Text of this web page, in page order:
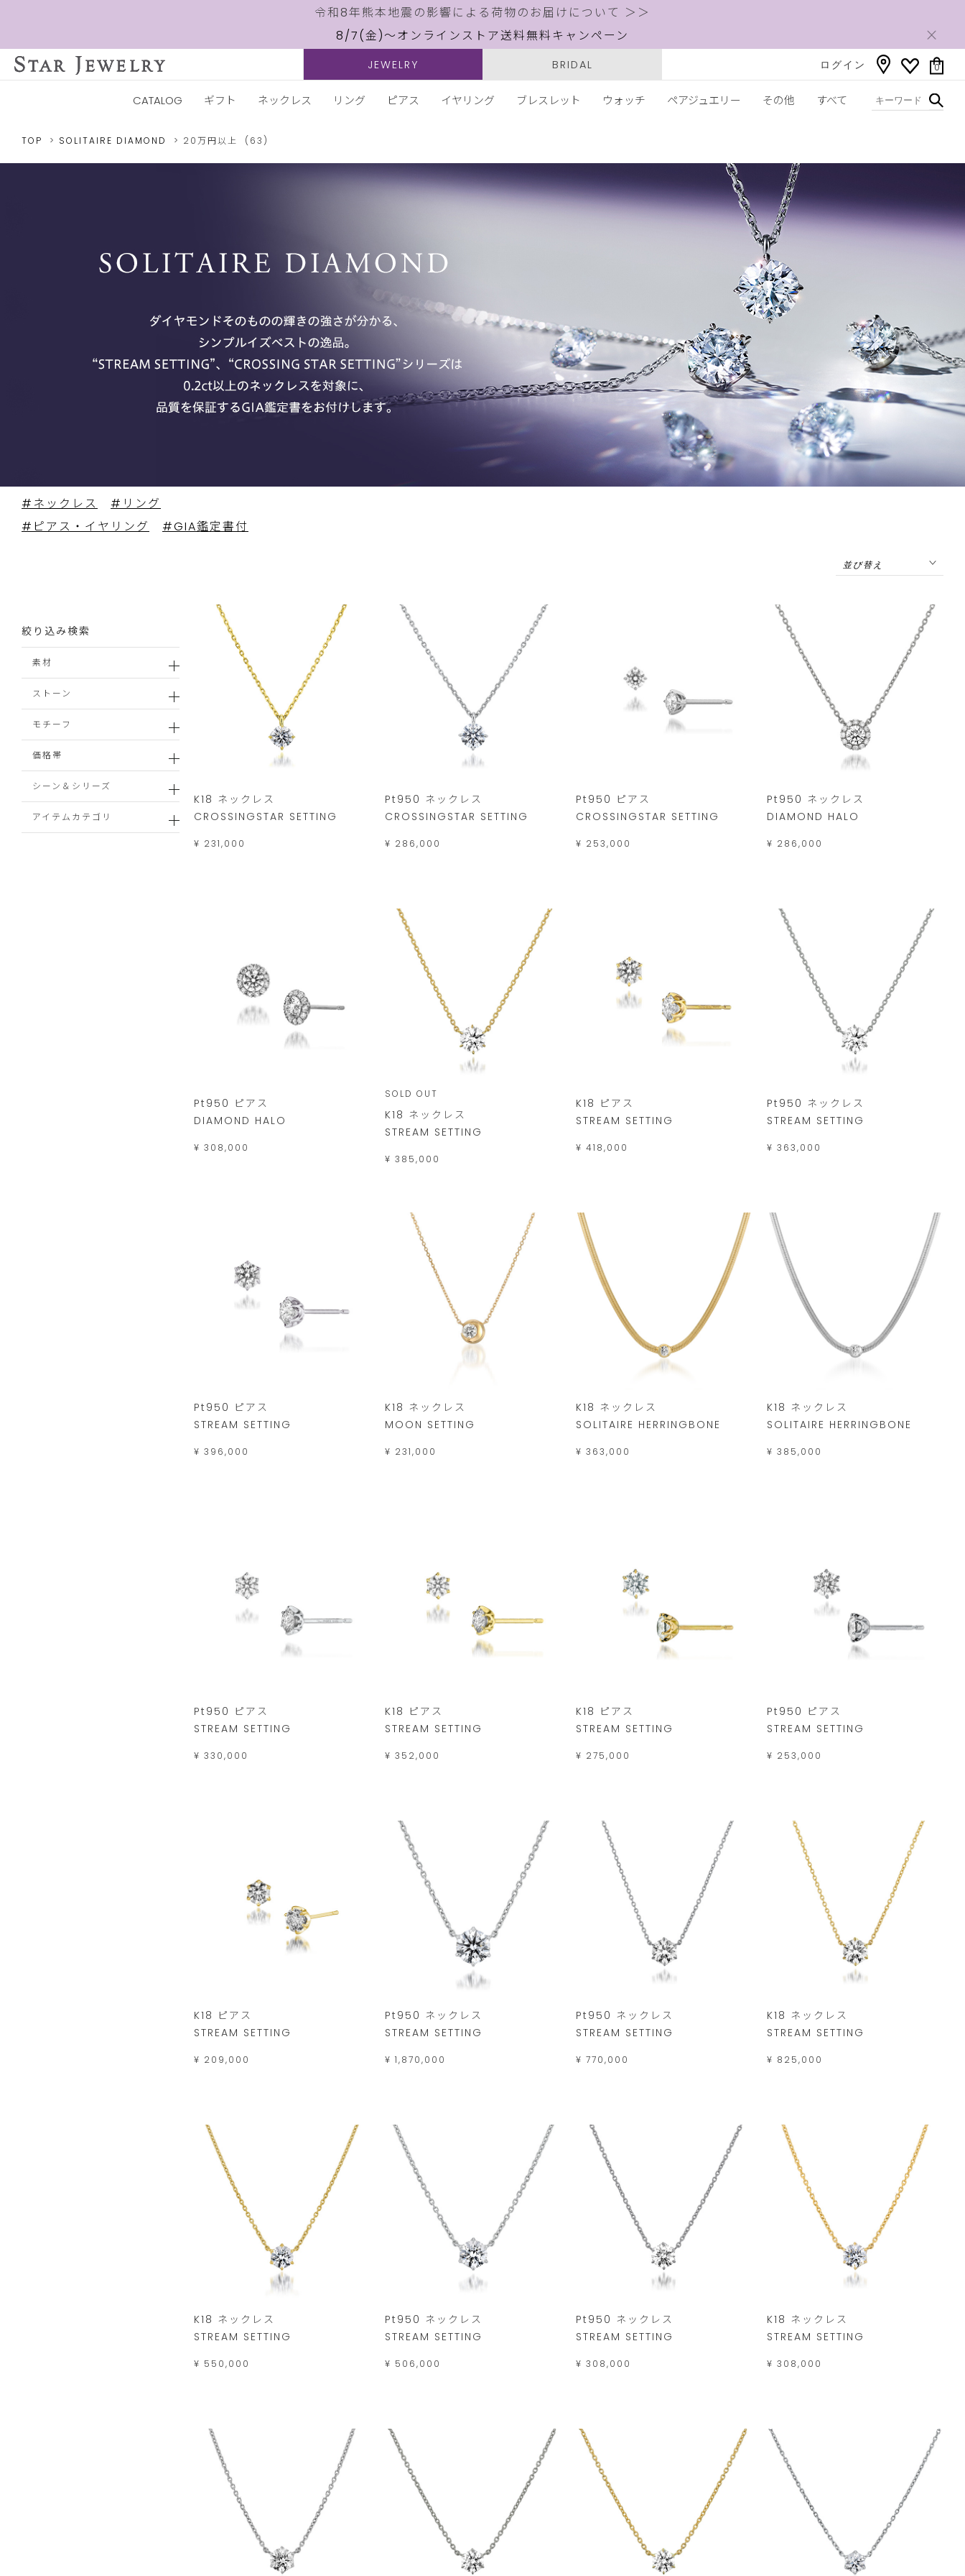
令和8年熊本地震の影響による荷物のお届けについて ＞＞
8/7(金)～オンラインストア送料無料キャンペーン
JEWELRY BRIDAL ログイン 0
CATALOG ギフト ネックレス リング ピアス イヤリング ブレスレット ウォッチ ペアジュエリー その他 すべて
TOP SOLITAIRE DIAMOND 20万円以上 (63)
#ネックレス
#リング
#ピアス・イヤリング
#GIA鑑定書付
絞り込み検索
素材
ストーン
モチーフ
価格帯
シーン＆シリーズ
アイテムカテゴリ
K18 ネックレス
CROSSINGSTAR SETTING
¥ 231,000
Pt950 ネックレス
CROSSINGSTAR SETTING
¥ 286,000
Pt950 ピアス
CROSSINGSTAR SETTING
¥ 253,000
Pt950 ネックレス
DIAMOND HALO
¥ 286,000
Pt950 ピアス
DIAMOND HALO
¥ 308,000
SOLD OUT
K18 ネックレス
STREAM SETTING
¥ 385,000
K18 ピアス
STREAM SETTING
¥ 418,000
Pt950 ネックレス
STREAM SETTING
¥ 363,000
Pt950 ピアス
STREAM SETTING
¥ 396,000
K18 ネックレス
MOON SETTING
¥ 231,000
K18 ネックレス
SOLITAIRE HERRINGBONE
¥ 363,000
K18 ネックレス
SOLITAIRE HERRINGBONE
¥ 385,000
Pt950 ピアス
STREAM SETTING
¥ 330,000
K18 ピアス
STREAM SETTING
¥ 352,000
K18 ピアス
STREAM SETTING
¥ 275,000
Pt950 ピアス
STREAM SETTING
¥ 253,000
K18 ピアス
STREAM SETTING
¥ 209,000
Pt950 ネックレス
STREAM SETTING
¥ 1,870,000
Pt950 ネックレス
STREAM SETTING
¥ 770,000
K18 ネックレス
STREAM SETTING
¥ 825,000
K18 ネックレス
STREAM SETTING
¥ 550,000
Pt950 ネックレス
STREAM SETTING
¥ 506,000
Pt950 ネックレス
STREAM SETTING
¥ 308,000
K18 ネックレス
STREAM SETTING
¥ 308,000